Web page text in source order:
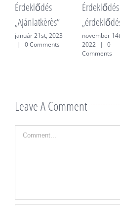
Érdeklődés
„Ajánlatkèrès”
január 21st, 2023
|
0 Comments
Érdeklődés
november
2022
|
0
Comments
Leave A Comment
Comment